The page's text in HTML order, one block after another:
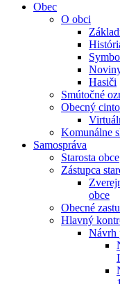
Obec
O obci
Hasiči
Smútočné
Obecný
Komunálne
Samospráva
Starosta obce
Zástupca
obce
Obecné
Hlavný
Návrh